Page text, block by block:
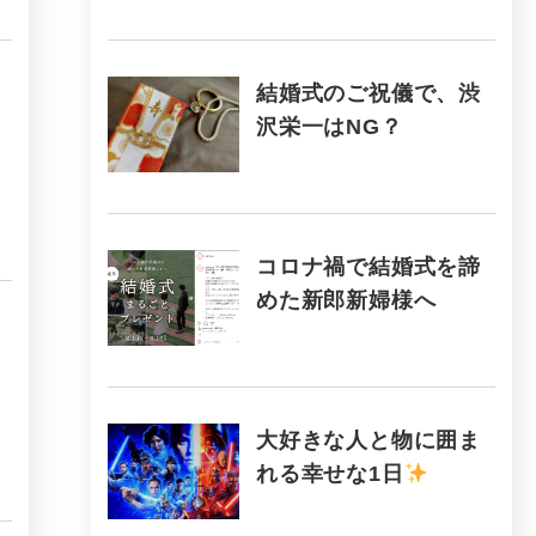
結婚式のご祝儀で、渋
沢栄一はNG？
コロナ禍で結婚式を諦
めた新郎新婦様へ
大好きな人と物に囲ま
れる幸せな1日